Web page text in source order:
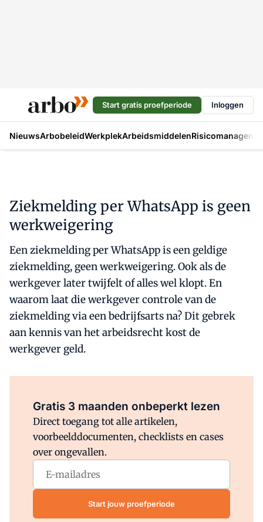
Start gratis proefperiode Inloggen
NieuwsArbobeleidWerkplekArbeidsmiddelen
Ziekmelding per WhatsApp is geen
werkweigering
Een ziekmelding per WhatsApp is een geldige
ziekmelding, geen werkweigering. Ook als de
werkgever later twijfelt of alles wel klopt. En
waarom laat die werkgever controle van de
ziekmelding via een bedrijfsarts na? Dit gebrek
aan kennis van het arbeidsrecht kost de
werkgever geld.
Gratis 3 maanden onbeperkt lezen
Direct toegang tot alle artikelen,
voorbeelddocumenten, checklists en cases
over ongevallen.
Start jouw proefperiode